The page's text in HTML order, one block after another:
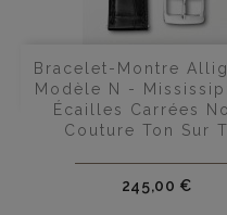
Bracelet-Montre
Modèle N -
Écailles Carrées
Couture Ton Sur
Prix
245,00 €